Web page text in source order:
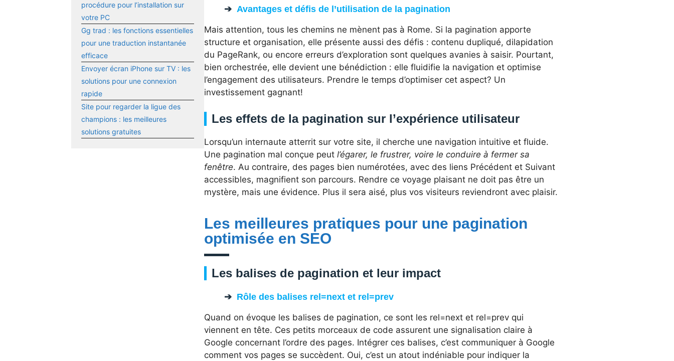
procédure pour l’installation sur
votre PC
Gg trad : les fonctions essentielles
pour une traduction instantanée
efficace
Envoyer écran iPhone sur TV : les
solutions pour une connexion
rapide
Site pour regarder la ligue des
champions : les meilleures
solutions gratuites
Avantages et défis de l’utilisation de la pagination
Mais attention, tous les chemins ne mènent pas à Rome. Si la pagination apporte
structure et organisation, elle présente aussi des défis : contenu dupliqué, dilapidation
du PageRank, ou encore erreurs d’exploration sont quelques avanies à saisir. Pourtant,
bien orchestrée, elle devient une bénédiction : elle fluidifie la navigation et optimise
l’engagement des utilisateurs. Prendre le temps d’optimiser cet aspect? Un
investissement gagnant!
Les effets de la pagination sur l’expérience utilisateur
Lorsqu’un internaute atterrit sur votre site, il cherche une navigation intuitive et fluide.
Une pagination mal conçue peut l’égarer, le frustrer, voire le conduire à fermer sa
fenêtre. Au contraire, des pages bien numérotées, avec des liens Précédent et Suivant
accessibles, magnifient son parcours. Rendre ce voyage plaisant ne doit pas être un
mystère, mais une évidence. Plus il sera aisé, plus vos visiteurs reviendront avec plaisir.
Les meilleures pratiques pour une pagination
optimisée en SEO
Les balises de pagination et leur impact
Rôle des balises rel=next et rel=prev
Quand on évoque les balises de pagination, ce sont les rel=next et rel=prev qui
viennent en tête. Ces petits morceaux de code assurent une signalisation claire à
Google concernant l’ordre des pages. Intégrer ces balises, c’est communiquer à Google
comment vos pages se succèdent. Oui, c’est un atout indéniable pour indiquer la